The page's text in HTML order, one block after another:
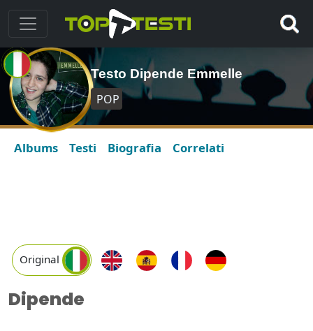
Testo Dipende Emmelle
POP
Albums Testi Biografia Correlati
Original
Dipende